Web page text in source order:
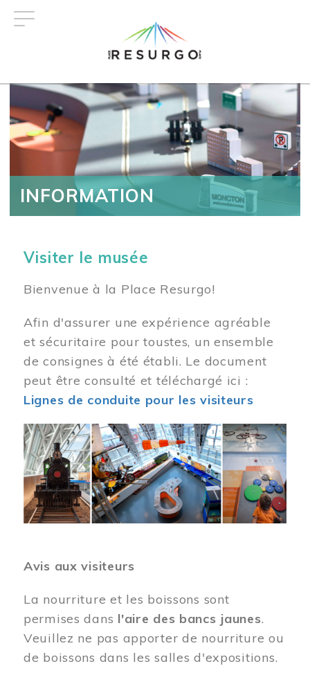
INFORMATION
Visiter le musée
Bienvenue à la Place Resurgo!
Afin d'assurer une expérience agréable
et sécuritaire pour toustes, un ensemble
de consignes à été établi. Le document
peut être consulté et téléchargé ici :
Lignes de conduite pour les visiteurs
Image
Avis aux visiteurs
La nourriture et les boissons sont
permises dans l'aire des bancs jaunes.
Veuillez ne pas apporter de nourriture ou
de boissons dans les salles d'expositions.